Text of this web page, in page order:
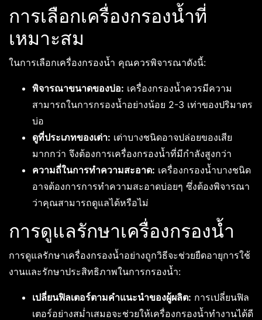
การเลือกเครื่องกรองน้ำที่
เหมาะสม
ในการเลือกเครื่องกรองน้ำ คุณควรพิจารณาดังนี้:
พิจารณาขนาดของบ่อ: เครื่องกรองน้ำควรมีความ
สามารถในการกรองน้ำอย่างน้อย 2-3 เท่าของปริมาตร
บ่อ
ดูที่ประเภทของเต่า: เต่าบางชนิดอาจปล่อยของเสีย
มากกว่า จึงต้องการเครื่องกรองน้ำที่มีกำลังสูงกว่า
ความถี่ในการทำความสะอาด: เครื่องกรองน้ำบางชนิด
อาจต้องการการทำความสะอาดบ่อยๆ ซึ่งต้องพิจารณา
ว่าคุณสามารถดูแลได้หรือไม่
การดูแลรักษาเครื่องกรองน้ำ
การดูแลรักษาเครื่องกรองน้ำอย่างถูกวิธีจะช่วยยืดอายุการใช้
งานและรักษาประสิทธิภาพในการกรองน้ำ:
เปลี่ยนฟิลเตอร์ตามคำแนะนำของผู้ผลิต: การเปลี่ยนฟิล
เตอร์อย่างสม่ำเสมอจะช่วยให้เครื่องกรองน้ำทำงานได้ดี